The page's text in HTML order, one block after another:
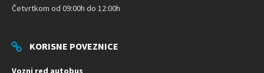
Četvrtkom od 09:00h do 12:00h
KORISNE POVEZNICE
Vozni red autobus